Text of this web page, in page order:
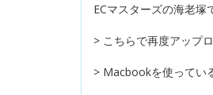
ECマスターズの海老塚
> こちらで再度アップ
> Macbookを使って